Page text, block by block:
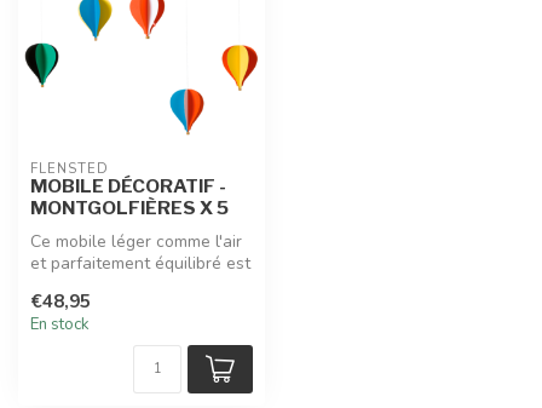
FLENSTED
MOBILE DÉCORATIF -
MONTGOLFIÈRES X 5
Ce mobile léger comme l'air
et parfaitement équilibré est
€48,95
En stock